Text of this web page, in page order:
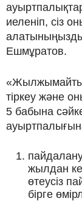
иеленіп, сіз
алатыныңызды
Ешмұратов.
тіркеу және
5 бабына
жылдан
өтеусіз
бірге